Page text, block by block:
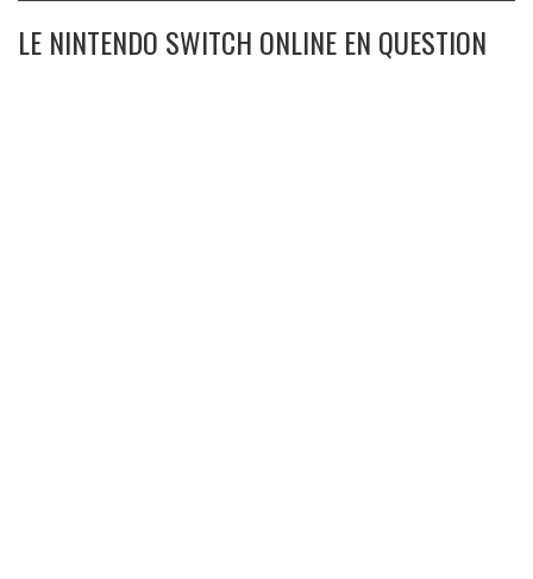
LE NINTENDO SWITCH ONLINE EN QUESTION